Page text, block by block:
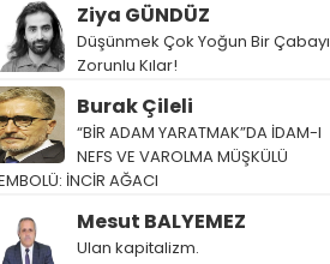
Ziya GÜNDÜZ
Düşünmek Çok Yoğun Bir Çabayı
Zorunlu Kılar!
Burak Çileli
“BİR ADAM YARATMAK”DA İDAM-I
NEFS VE VAROLMA MÜŞKÜLÜ
İNCİR AĞACI
Mesut BALYEMEZ
Ulan kapitalizm.